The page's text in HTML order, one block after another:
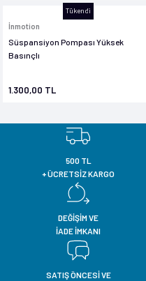
Tükendi
İnmotion
Süspansiyon Pompası Yüksek
Basınçlı
1.300,00 TL
500 TL
+ ÜCRETSİZ KARGO
DEĞİŞİM VE
İADE İMKANI
SATIŞ ÖNCESİ VE